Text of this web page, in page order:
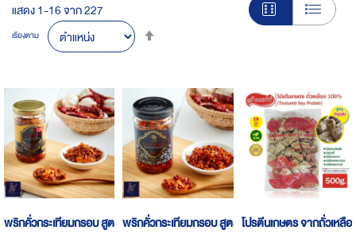
แสดง1-16จาก227
เรียงตาม
Direction
พริกคั่วกระเทียมกรอบ สูตรไทยนัตโตะพริกคั่วกระเทียมกรอบ สูตรออริจินัลโปรตีนเกษตร จากถั่วเหลื